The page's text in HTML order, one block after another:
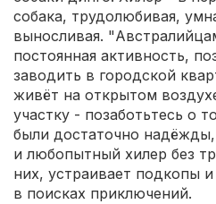
собака, трудолюбивая,
выносливая.
постоянная активность,
заводить в городской
живёт на открытом
участку - позаботьтесь о
были достаточно
и любопытный хилер без
них, устраивает подкопы
в поисках приключений.